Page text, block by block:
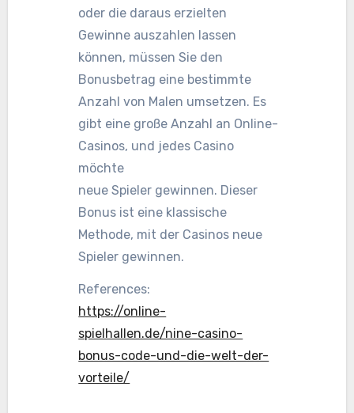
oder die daraus erzielten
Gewinne auszahlen lassen
können, müssen Sie den
Bonusbetrag eine bestimmte
Anzahl von Malen umsetzen. Es
gibt eine große Anzahl an Online-
Casinos, und jedes Casino
möchte
neue Spieler gewinnen. Dieser
Bonus ist eine klassische
Methode, mit der Casinos neue
Spieler gewinnen.
References:
https://online-
spielhallen.de/nine-casino-
bonus-code-und-die-welt-der-
vorteile/